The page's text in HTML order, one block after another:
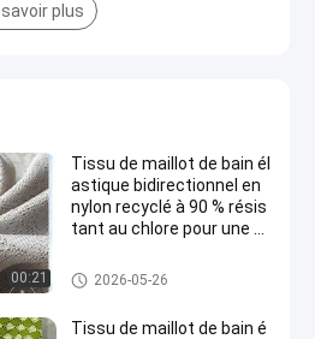
savoir plus
00:21
Tissu de maillot de bain él
astique bidirectionnel en
nylon recyclé à 90 % résis
tant au chlore pour une pr
ots de bain
tissu écologique de vêtements
de bain
2026-05-26
Tissu de maillot de bain é